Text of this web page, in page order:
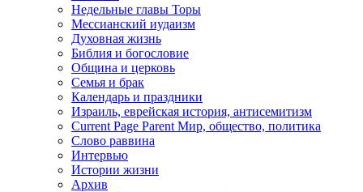
Недельные главы Торы
Мессианский иудаизм
Духовная жизнь
Библия и богословие
Община и церковь
Семья и брак
Календарь и праздники
Израиль, еврейская история, антисемитизм
Current Page Parent Мир, общество, политика
Слово раввина
Интервью
Истории жизни
Архив